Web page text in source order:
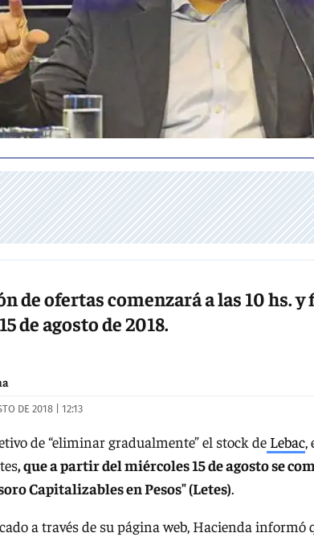
de ofertas comenzará a las 10 hs. y
de agosto de 2018.
DE 2018 | 12:13
de “eliminar gradualmente” el stock de Lebac,
, que a partir del miércoles 15 de agosto se
Capitalizables en Pesos" (Letes).
a través de su página web, Hacienda informó